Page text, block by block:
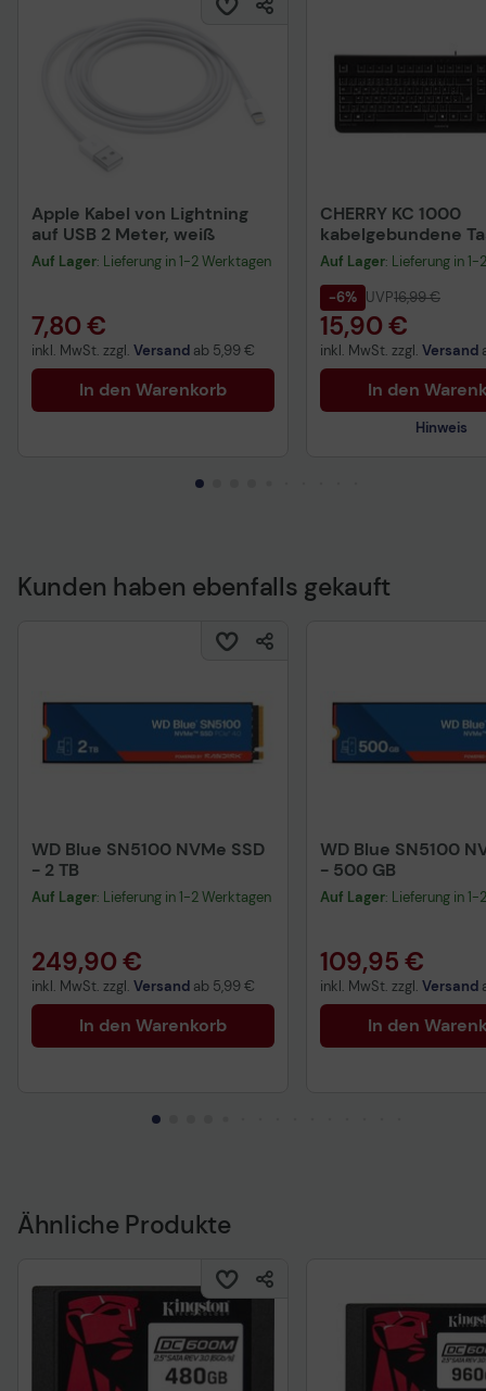
Apple Kabel von Lightning
auf USB 2 Meter, weiß
Auf Lager: Lieferung in 1-2 Werktagen
7,80 €
inkl. MwSt. zzgl. Versand ab 5,99 €
In den Warenkorb
CHERRY KC 1000
kabelgebundene
QWERTZ DE -
Auf Lager: Lieferung in
-6% UVP16,99 €
15,90 €
inkl. MwSt. zzgl. Versand
In den
Hinweis
Technisches
Kunden haben ebenfalls gekauft
WD Blue SN5100 NVMe SSD
- 2 TB
Auf Lager: Lieferung in 1-2 Werktagen
249,90 €
inkl. MwSt. zzgl. Versand ab 5,99 €
In den Warenkorb
WD Blue SN5100
- 500 GB
Auf Lager: Lieferung in
109,95 €
inkl. MwSt. zzgl. Versand
In den
Ähnliche Produkte